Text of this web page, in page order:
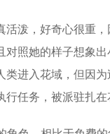
活泼，好奇心很重
对照她的样子想象出
类进入花域，但因为
行任务，被派驻扎